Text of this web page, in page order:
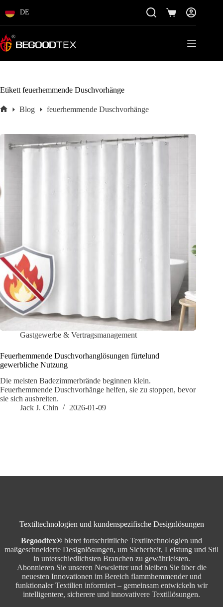
Inhalt
DE Einkaufswagen
Etikett feuerhemmende Duschvorhänge
Blog feuerhemmende Duschvorhänge
Gastgewerbe & Vertragsmanagement
Feuerhemmende Duschvorhanglösungen fürtelund
gewerbliche Nutzung
Die meisten Badezimmerbrände beginnen klein.
Feuerhemmende Duschvorhänge helfen, sie zu stoppen, bevor
sie sich ausbreiten.
Jack J. Chin
2026-01-09
Textiltechnologien und kundenspezifische Designlösungen
Begoodtex® bietet fortschrittliche Textiltechnologien und
maßgeschneiderte Designlösungen, um Sicherheit, Leistung und Stil
in unterschiedlichsten Branchen zu gewährleisten.
Abonnieren Sie unseren Newsletter und bleiben Sie über die
neuesten Innovationen im Bereich flammhemmender und
funktionaler Textilien informiert – gemeinsam entwickeln wir
intelligentere, sicherere und innovativere Textillösungen.